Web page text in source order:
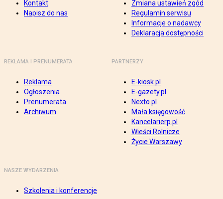
Kontakt
Napisz do nas
Zmiana ustawień zgód
Regulamin serwisu
Informacje o nadawcy
Deklaracja dostępności
REKLAMA I PRENUMERATA
Reklama
Ogłoszenia
Prenumerata
Archiwum
PARTNERZY
E-kiosk.pl
E-gazety.pl
Nexto.pl
Mała księgowość
Kancelarierp.pl
Wieści Rolnicze
Życie Warszawy
NASZE WYDARZENIA
Szkolenia i konferencje